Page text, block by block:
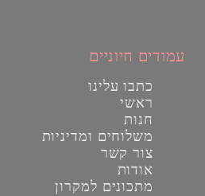
עמודים חיוניים
כתבו עלינו
ראשי
חנות
משלוחים ומדיניות
צור קשר
אודות
מתכונים למקרון